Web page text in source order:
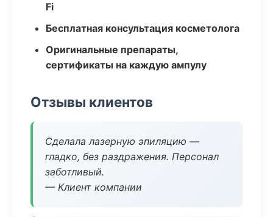
Fi
Бесплатная консультация косметолога
Оригинальные препараты,
сертификаты на каждую ампулу
Отзывы клиентов
Сделала лазерную эпиляцию —
гладко, без раздражения. Персонал
заботливый.
— Клиент компании